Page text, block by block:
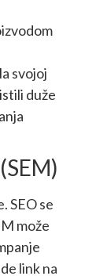
svojoj
duže
SEO se
može
link na